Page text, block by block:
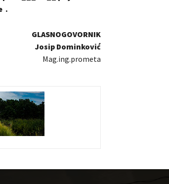
.
GLASNOGOVORNIK
Josip Dominković
Mag.ing.prometa